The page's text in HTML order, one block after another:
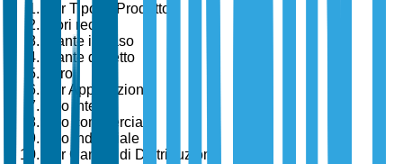
Per Tipo di Prodotto
Fiori recisi
Piante in vaso
Piante da letto
Altro
Per Applicazione
Uso interno
Uso commerciale
Uso industriale
Per Canale di Distribuzione